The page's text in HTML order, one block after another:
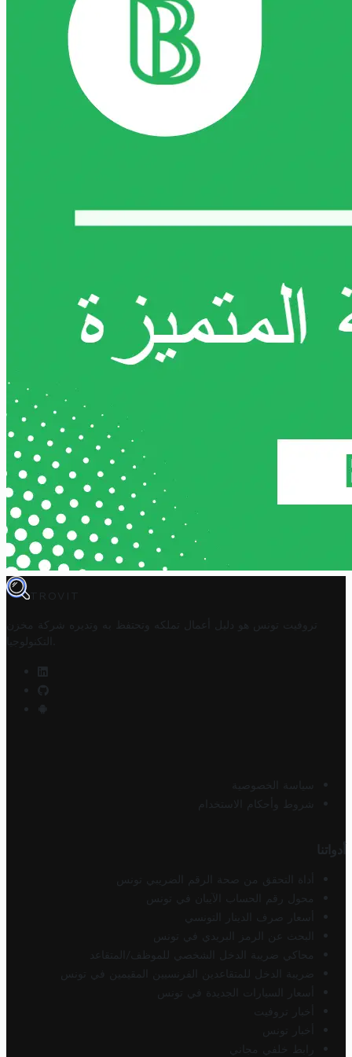
TROVIT
تروفيت تونس هو دليل أعمال تملكه وتحتفظ به وتديره
شركة مخزن
التكنولوجيا
سياسة الخصوصية
شروط وأحكام الاستخدام
أدواتنا
أداة التحقق من صحة الرقم الضريبي تونس
محول رقم الحساب الآيبان في تونس
أسعار صرف الدينار التونسي
البحث عن الرمز البريدي في تونس
محاكي ضريبة الدخل الشخصي للموظف/المتقاعد
ضريبة الدخل للمتقاعدين الفرنسيين المقيمين في تونس
أسعار السيارات الجديدة في تونس
أخبار تروفيت
أخبار تونس
رابط خلفي مجاني